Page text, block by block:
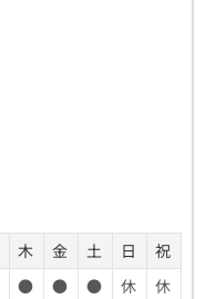
木 金 土 日
祝
● ● ● 休
休